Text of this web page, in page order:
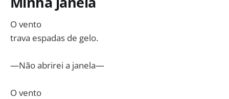
O vento
trava espadas de gelo.
—Não abrirei a janela—
O vento